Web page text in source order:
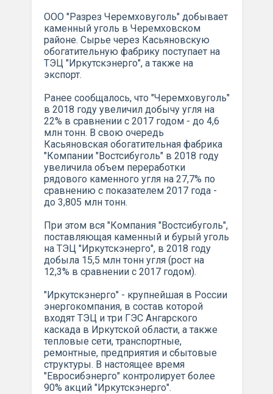
ООО "Разрез Черемховуголь" добывает
каменный уголь в Черемховском
районе. Сырье через Касьяновскую
обогатительную фабрику поступает на
ТЭЦ "Иркутскэнерго", а также на
экспорт.
Ранее сообщалось, что "Черемховуголь"
в 2018 году увеличил добычу угля на
22% в сравнении с 2017 годом - до 4,6
млн тонн. В свою очередь
Касьяновская обогатительная фабрика
"Компании "Востсибуголь" в 2018 году
увеличила объем переработки
рядового каменного угля на 27,7% по
сравнению с показателем 2017 года -
до 3,805 млн тонн.
При этом вся "Компания "Востсибуголь",
поставляющая каменный и бурый уголь
на ТЭЦ "Иркутскэнерго", в 2018 году
добыла 15,5 млн тонн угля (рост на
12,3% в сравнении с 2017 годом).
"Иркутскэнерго" - крупнейшая в России
энергокомпания, в состав которой
входят ТЭЦ и три ГЭС Ангарского
каскада в Иркутской области, а также
тепловые сети, транспортные,
ремонтные, предприятия и сбытовые
структуры. В настоящее время
"Евросибэнерго" контролирует более
90% акций "Иркутскэнерго".